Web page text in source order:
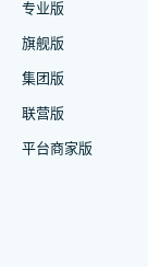
专业版
旗舰版
集团版
联营版
平台商家版